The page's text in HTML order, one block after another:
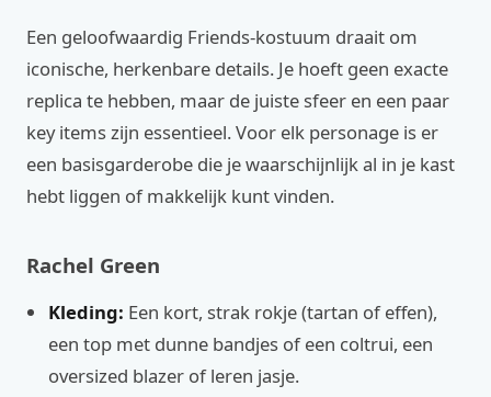
Een geloofwaardig Friends-kostuum draait om
iconische, herkenbare details. Je hoeft geen exacte
replica te hebben, maar de juiste sfeer en een paar
key items zijn essentieel. Voor elk personage is er
een basisgarderobe die je waarschijnlijk al in je kast
hebt liggen of makkelijk kunt vinden.
Rachel Green
Kleding: Een kort, strak rokje (tartan of effen),
een top met dunne bandjes of een coltrui, een
oversized blazer of leren jasje.